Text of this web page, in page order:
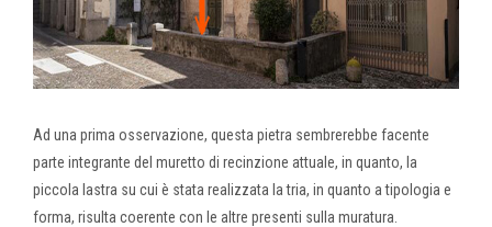
Ad una prima osservazione, questa pietra sembrerebbe facente
parte integrante del muretto di recinzione attuale, in quanto, la
piccola lastra su cui è stata realizzata la tria, in quanto a tipologia e
forma, risulta coerente con le altre presenti sulla muratura.